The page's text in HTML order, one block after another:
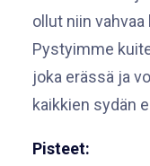
ollut niin
Pystyimme
joka erässä ja
kaikkien sydän
Pisteet: